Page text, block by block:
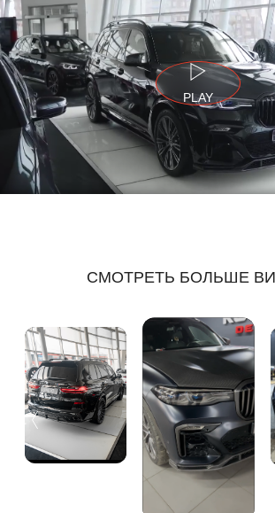
PLAY
СМОТРЕТЬ БОЛЬШЕ